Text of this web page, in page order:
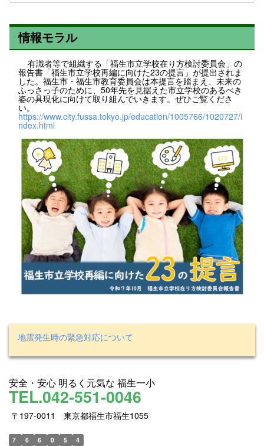
情報モラル
有識者等で組織する「福生市立学校在り方検討委員会」の
報告書「福生市立学校再編に向けた23の提言」が提出されま
した。福生市・福生市教育委員会は本提言を踏まえ、未来の
ふっさっ子のために、50年先を見据えた市立学校のあるべき
姿の具現化に向けて取り組んでいきます。ぜひご覧くださ
い。
https://www.city.fussa.tokyo.jp/education/1005766/1020727/i
ndex.html
地震発生時の緊急対応について
安全・安心 明るく元気な 福生一小
TEL.042-551-0046
〒197-0011 東京都福生市福生1055
7 6 6 0 5 4